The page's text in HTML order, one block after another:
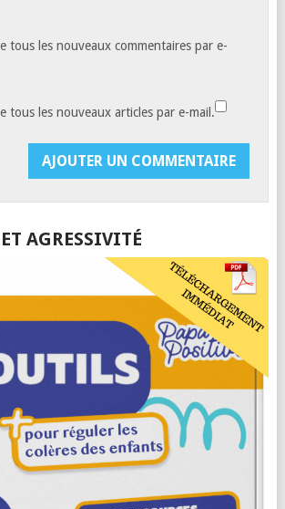
tous les nouveaux commentaires par e-
tous les nouveaux articles par e-mail.
AGRESSIVITÉ